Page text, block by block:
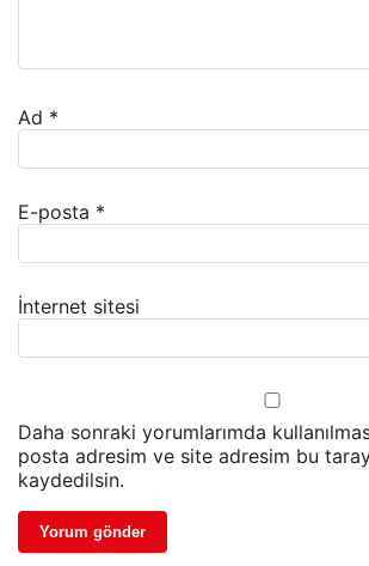
Ad *
E-posta *
İnternet sitesi
Daha sonraki yorumlarımda
posta adresim ve site adresim bu
kaydedilsin.